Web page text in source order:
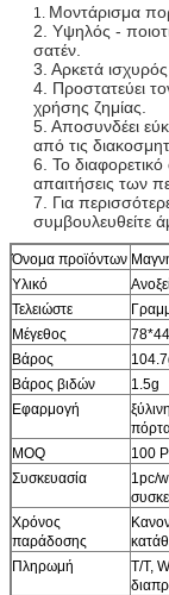
1. Μοντάρισμα
2. Υψηλός -
σατέν.
3. Αρκετά
4. Προστατεύει
χρήσης ζημίας.
5. Αποσυνδέει
από τις
6. Το διαφορετικό
απαιτήσεις των
7. Για
συμβουλευθείτε
Όνομα προϊόντων
Υλικό
Τελειώστε
Μέγεθος
Βάρος
Βάρος βιδών
1.5g
Εφαρμογή
MOQ
100
Συσκευασία
1pc/
Χρόνος
παράδοσης
Πληρωμή
T/T,